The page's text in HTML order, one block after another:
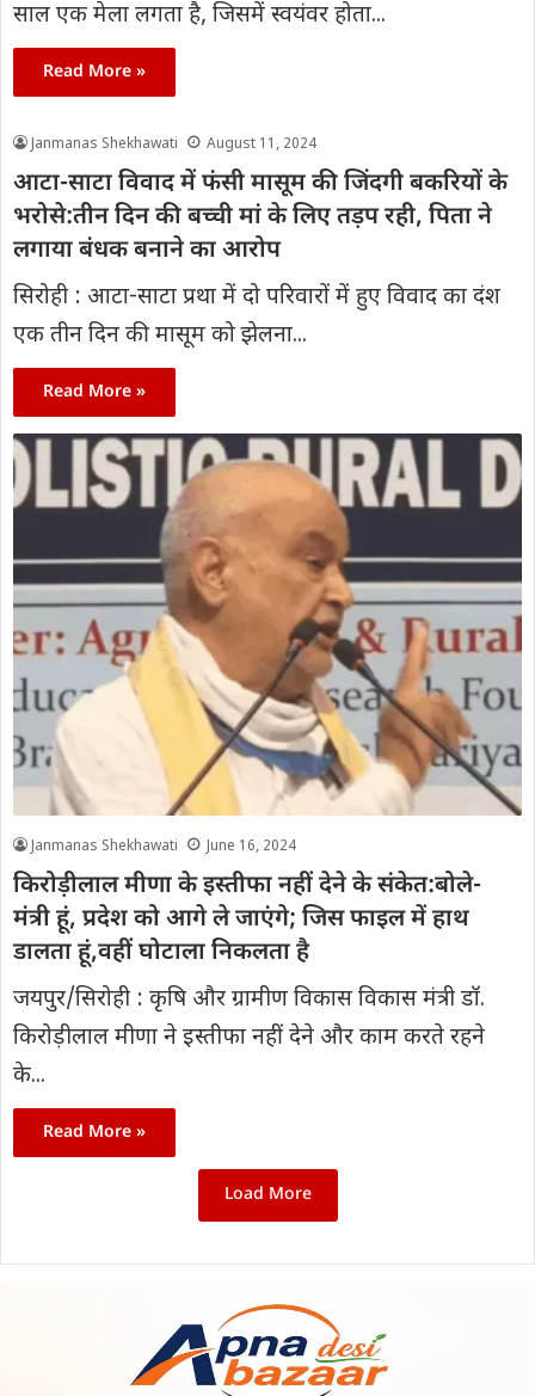
साल एक मेला लगता है, जिसमें स्वयंवर होता...
Read More »
Janmanas Shekhawati August 11, 2024
आटा-साटा विवाद में फंसी मासूम की जिंदगी बकरियों के
भरोसे:तीन दिन की बच्ची मां के लिए तड़प रही, पिता ने
लगाया बंधक बनाने का आरोप
सिरोही : आटा-साटा प्रथा में दो परिवारों में हुए विवाद का दंश
एक तीन दिन की मासूम को झेलना...
Read More »
Janmanas Shekhawati June 16, 2024
किरोड़ीलाल मीणा​​​​​​​ के इस्तीफा नहीं देने के संकेत:बोले-
मंत्री हूं, प्रदेश को आगे ले जाएंगे; जिस फाइल में हाथ
डालता हूं,वहीं घोटाला निकलता है
जयपुर/सिरोही : कृषि और ग्रामीण विकास विकास मंत्री डॉ.
किरोड़ीलाल मीणा ने इस्तीफा नहीं देने और काम करते रहने
के...
Read More »
Load More